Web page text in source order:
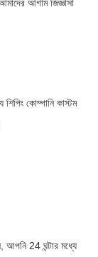
আগাম জিজ্ঞাসা
কোম্পানি কাস্টম
24 ঘন্টার মধ্যে